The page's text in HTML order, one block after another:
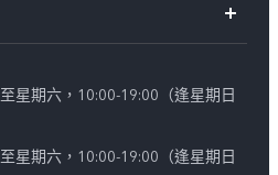
星期六，10:00-19:00（逢星期日
星期六，10:00-19:00（逢星期日